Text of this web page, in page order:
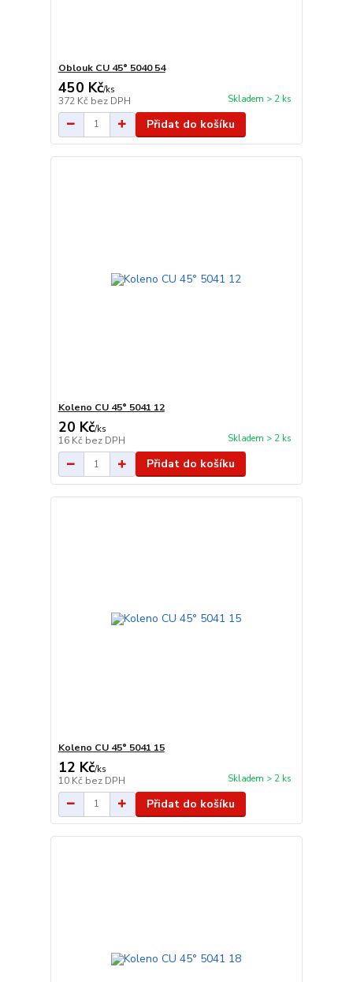
Oblouk CU 45° 5040 54
450 Kč/ks
372 Kč bez DPH Skladem > 2 ks
Přidat do košíku
Koleno CU 45° 5041 12
20 Kč/ks
16 Kč bez DPH Skladem > 2 ks
Přidat do košíku
Koleno CU 45° 5041 15
12 Kč/ks
10 Kč bez DPH Skladem > 2 ks
Přidat do košíku